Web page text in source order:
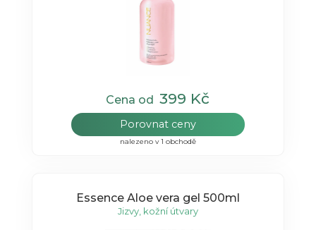
Cena od399 Kč
Porovnat ceny
nalezeno v 1 obchodě
Essence Aloe vera gel 500ml
Jizvy, kožní útvary